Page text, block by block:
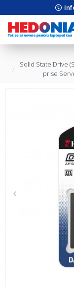
Solid State Drive
prise